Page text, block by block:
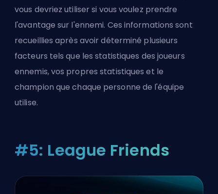
vous devriez utiliser si vous voulez prendre
l'avantage sur l'ennemi. Ces informations sont
recueillies après avoir déterminé plusieurs
facteurs tels que les statistiques des joueurs
ennemis, vos propres statistiques et le
champion que chaque personne de l'équipe
utilise.
#5: League Friends